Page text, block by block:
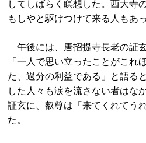
してしばらく瞑想した。西大寺
もしやと駆けつけて来る人もあっ
午後には、唐招提寺長老の証
「一人で思い立ったことがこれ
た、過分の利益である」と語る
した人々も涙を流さない者はな
証玄に、叡尊は「来てくれてう
た。